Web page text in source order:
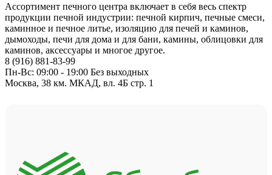
Ассортимент печного центра включает в себя весь спектр
продукции печной индустрии: печной кирпич, печные смеси,
каминное и печное литье, изоляцию для печей и каминов,
дымоходы, печи для дома и для бани, камины, облицовки для
каминов, аксессуары и многое другое.
8 (916) 881-83-99
Пн-Вс: 09:00 - 19:00 Без выходных
Москва, 38 км. МКАД, вл. 4Б стр. 1